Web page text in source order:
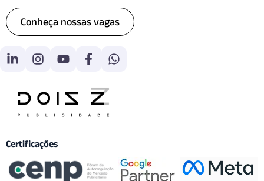
Conheça nossas vagas
Certificações